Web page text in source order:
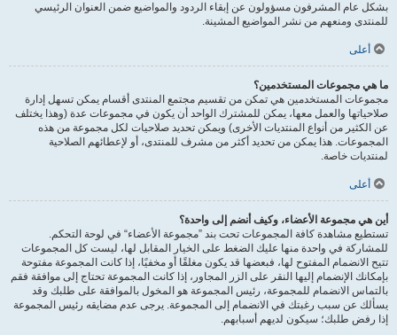
بشكل عام المشرفون مسؤولون عن إبقاء الردود والمواضيع ضمن العنوان الرئيسي
للمنتدى ومنعهم من نشر المواضيع المشينة.
أعلى
ما هي مجموعات المستخدمين؟
مجموعات المستخدمين هي تمكن من تقسيم مجتمع المنتدى أقسام يمكن تسهل إدارة
صلاحياتها والعمل معها، يمكن للمشترك الواحد أن يكون في مجموعات عدة (وهذا يختلف
عن الكثير من أنواع المنتديات الأخرى) ويمكن تحديد صلاحيات لكل مجموعة من هذه
المجموعات. هذا يمكن من تحديد أكثر من مشرف للمنتدى، أو لإعطائهم الصلاحية
لمنتديات خاصة.
أعلى
أين هي مجموعة الأعضاء، وكيف أنضم إلى واحدة؟
تستطيع مشاهدة كافة المجموعات تحت بند ”مجموعة الأعضاء“ في لوحة التحكم.
للمشاركة في واحدة منها عليك الضغط على الخيار المقابل لها، ليست كل المجموعات
تتيح الانضمام المفتوح لها، فبعضها قد يكون مغلقًا أو مخفيًا، إذا كانت المجموعة مفتوحة
بإمكانك الإنضمام إليها النقر على الزر المجاور، إذا كانت المجموعة تحتاج إلى موافقة فقم
بالتماس الانضمام للمجموعة، رئيس المجموعة هو المخول بالموافقة على طلبك وقد
يسألك عن سبب رغبتك في الانضمام إلى المجموعة. يرجى عدم مضايقه رئيس المجموعة
إذا رفض طلبك؛ سيكون لديهم أسبابهم.